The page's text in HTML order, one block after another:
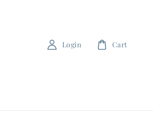
Login Cart